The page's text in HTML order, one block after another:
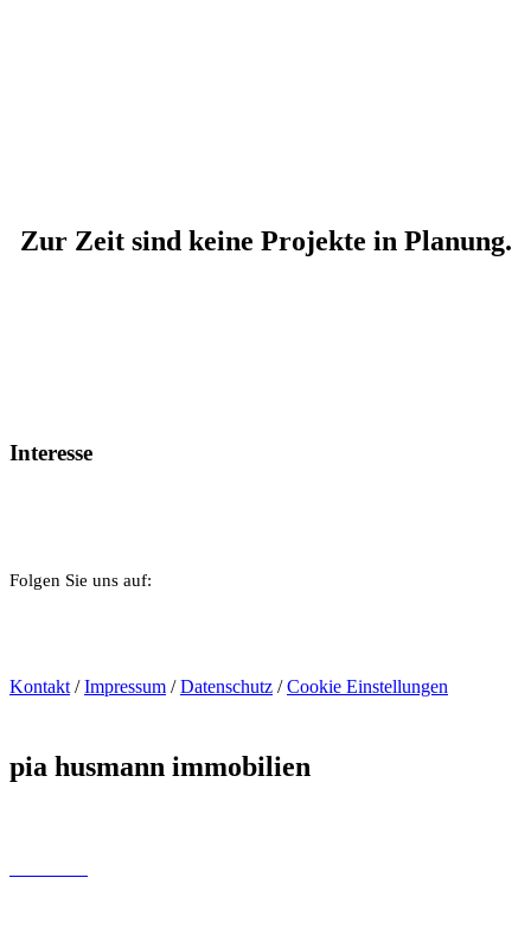
Zur Zeit sind keine Projekte in Planung.
Interesse
Folgen Sie uns auf:
Kontakt /Impressum /Datenschutz /Cookie Einstellungen
pia husmann immobilien